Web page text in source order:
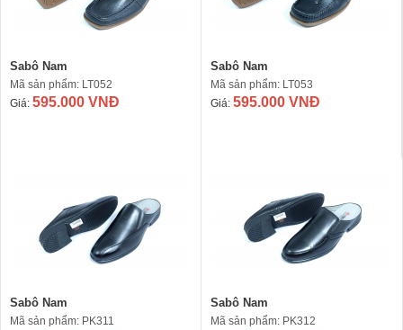
Sabô Nam
Mã sản phẩm: LT052
Giá: 595.000 VNĐ
Sabô Nam
Mã sản phẩm: LT053
Giá: 595.000 VNĐ
Sabô Nam
Mã sản phẩm: PK311
Sabô Nam
Mã sản phẩm: PK312